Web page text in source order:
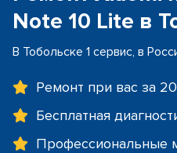
Note 10 Lite в
В Тобольске 1 сервис, в
Ремонт при вас за
Бесплатная
Профессиональные